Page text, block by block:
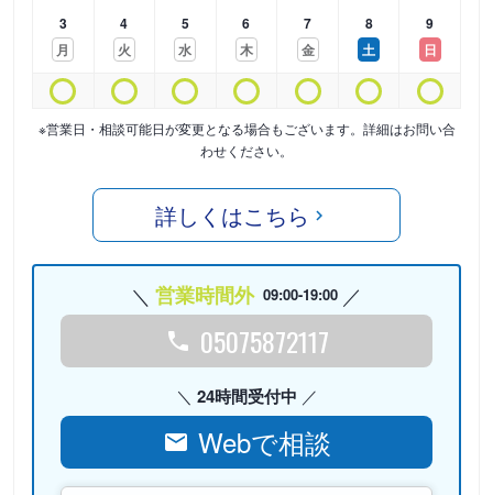
3
月
4
火
5
水
6
木
7
金
8
土
9
日
※営業日・相談可能日が変更となる場合もございます。詳細はお問い合
わせください。
詳しくはこちら
営業時間外 09:00-19:00
05075872117
24時間受付中
Webで相談